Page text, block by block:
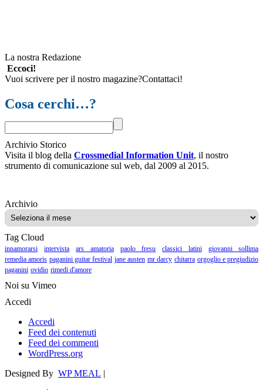
La nostra Redazione
Eccoci!
Vuoi scrivere per il nostro magazine?Contattaci!
Cosa cerchi…?
Archivio Storico
Visita il blog della Crossmedial Information Unit, il nostro
strumento di comunicazione sul web, dal 2009 al 2015.
ArchivioArchivio
Tag Cloud
innamorarsi intervista ars amatoria paolo fresu classici latini
giovanni sollima
remedia amoris paganini guitar festival jane austen mr darcy chitarra orgoglio e pregiudizio
paganini ovidio rimedi d'amore
Noi su Vimeo
Accedi
Accedi
Feed dei contenuti
Feed dei commenti
WordPress.org
Designed By WP MEAL |